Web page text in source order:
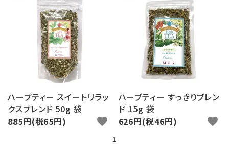
ハーブティー スイートリラッ
クスブレンド 50g 袋
885円(税65円)
favorite
ハーブティー すっきりブレン
ド 15g 袋
626円(税46円)
favorite
1